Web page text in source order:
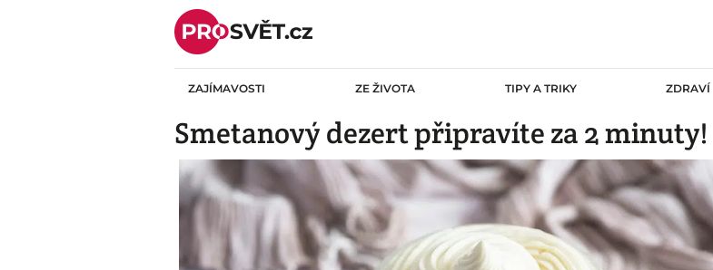
Skip
content
ZAJÍMAVOSTI ZE ŽIVOTA TIPY A TRIKY ZDRAVÍ
Smetanový dezert připravíte za 2 minuty!